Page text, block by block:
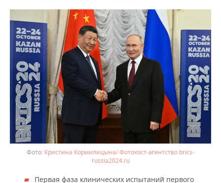
Кристина Кормилицына/ Фотохост-агентство brics-
russia2024.ru
Первая фаза клинических испытаний первого